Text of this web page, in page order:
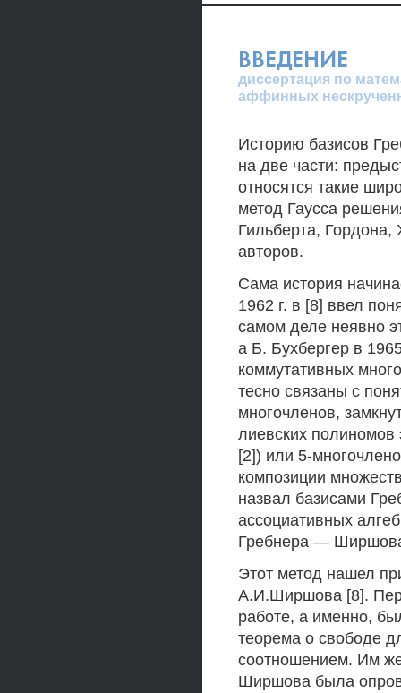
ВВЕДЕНИЕ
диссертация по
аффинных
Историю базисов
на две части:
относятся такие
метод Гаусса
Гильберта,
авторов.
Сама история
1962 г. в [8] ввел
самом деле неявно
а Б. Бухбергер в
коммутативных
тесно связаны с
многочленов,
лиевских
[2]) или 5-
композиции
назвал базисами
ассоциативных
Гребнера —
Этот метод нашел
А.И.Ширшова [8].
работе, а именно,
теорема о свободе
соотношением. Им
Ширшова была